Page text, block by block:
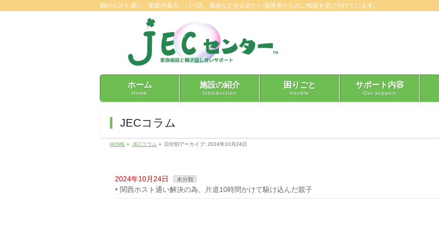
娘のホスト通い、家庭内暴力、パパ活、風俗などを止めたい保護者からのご相談を受け付けています。
ホーム
Home
施設の紹介
Introduction
困りごと
trouble
サポート内容
Our support
JECコラム
HOME » JECコラム » 日付別アーカイブ: 2024年10月24日
2024年10月24日 未分類
関西ホスト通い解決の為、片道10時間かけて駆け込んだ親子